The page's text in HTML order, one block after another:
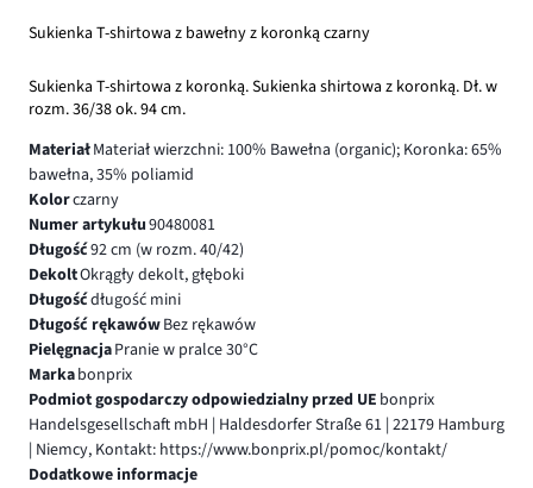
Sukienka T-shirtowa z bawełny z koronką czarny
Sukienka T-shirtowa z koronką. Sukienka shirtowa z koronką. Dł. w
rozm. 36/38 ok. 94 cm.
MateriałMateriał wierzchni: 100% Bawełna (organic); Koronka: 65%
bawełna, 35% poliamid
Kolorczarny
Numer artykułu90480081
Długość92 cm (w rozm. 40/42)
DekoltOkrągły dekolt, głęboki
Długośćdługość mini
Długość rękawówBez rękawów
PielęgnacjaPranie w pralce 30°C
Markabonprix
Podmiot gospodarczy odpowiedzialny przed UE bonprix
Handelsgesellschaft mbH | Haldesdorfer Straße 61 | 22179 Hamburg
| Niemcy, Kontakt: https://www.bonprix.pl/pomoc/kontakt/
Dodatkowe informacje